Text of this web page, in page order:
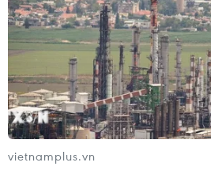
Tết Đinh Mùi 2027
05/08/2026 10:58
Giới thiệu Bộ sách Tuyển tập
phẩm chọn lọc của Tổng Tư
Fidel Castro Ruz
05/08/2026 10:10
vietnamplus.vn